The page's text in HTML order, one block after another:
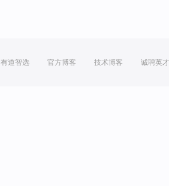
有道智选 官方博客 技术博客 诚聘英才